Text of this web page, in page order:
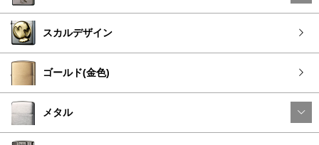
スカルデザイン
ゴールド(金色)
メタル